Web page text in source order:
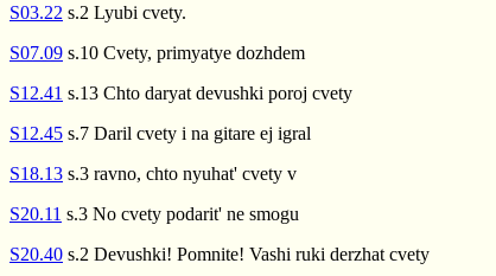
S03.22 s.2 Lyubi cvety.
S07.09 s.10 Cvety, primyatye dozhdem
S12.41 s.13 Chto daryat devushki poroj cvety
S12.45 s.7 Daril cvety i na gitare ej igral
S18.13 s.3 ravno, chto nyuhat' cvety v
S20.11 s.3 No cvety podarit' ne smogu
S20.40 s.2 Devushki! Pomnite! Vashi ruki derzhat cvety